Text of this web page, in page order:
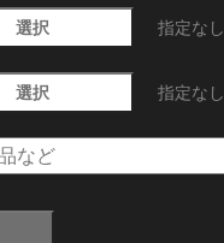
選択 指定なし
選択 指定なし